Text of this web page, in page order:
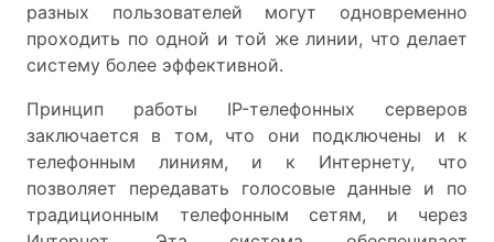
разных пользователей могут одновременно
проходить по одной и той же линии, что делает
систему более эффективной.
Принцип работы IP-телефонных серверов
заключается в том, что они подключены и к
телефонным линиям, и к Интернету, что
позволяет передавать голосовые данные и по
традиционным телефонным сетям, и через